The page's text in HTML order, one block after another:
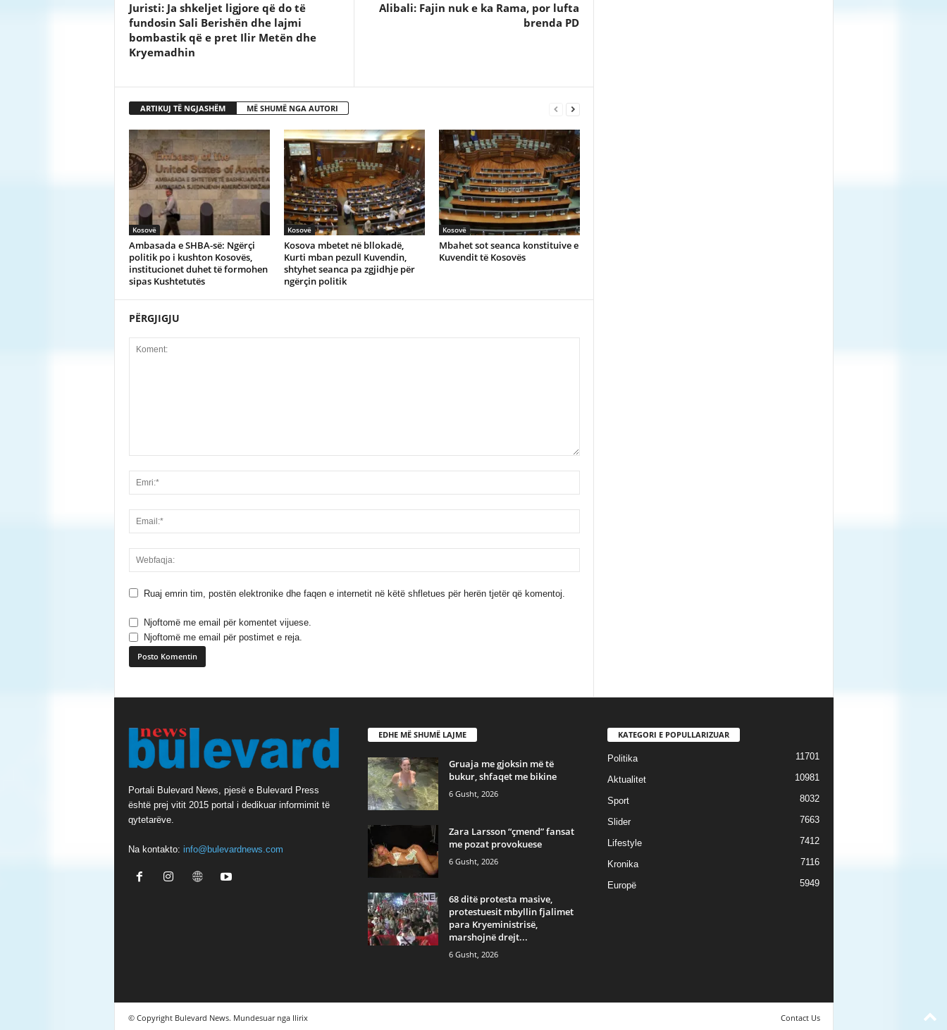
Juristi: Ja shkeljet ligjore që do të
fundosin Sali Berishën dhe lajmi
bombastik që e pret Ilir Metën dhe
Kryemadhin
Alibali: Fajin nuk e ka Rama, por lufta
brenda PD
ARTIKUJ TË NGJASHËM MË SHUMË NGA AUTORI
Kosovë
Ambasada e SHBA-së: Ngërçi
politik po i kushton Kosovës,
institucionet duhet të formohen
sipas Kushtetutës
Kosovë
Kosova mbetet në bllokadë,
Kurti mban pezull Kuvendin,
shtyhet seanca pa zgjidhje për
ngërçin politik
Kosovë
Mbahet sot seanca konstituive e
Kuvendit të Kosovës
PËRGJIGJU
Ruaj emrin tim, postën elektronike dhe faqen e internetit në këtë shfletues për herën tjetër që komentoj.
Njoftomë me email për komentet vijuese.
Njoftomë me email për postimet e reja.
t
i
v
:
Portali Bulevard News, pjesë e Bulevard Press
është prej vitit 2015 portal i dedikuar informimit të
qytetarëve.
Na kontakto: info@bulevardnews.com
EDHE MË SHUMË LAJME
Gruaja me gjoksin më të
bukur, shfaqet me bikine
6 Gusht, 2026
Zara Larsson “çmend” fansat
me pozat provokuese
6 Gusht, 2026
68 ditë protesta masive,
protestuesit mbyllin fjalimet
para Kryeministrisë,
marshojnë drejt...
6 Gusht, 2026
KATEGORI E POPULLARIZUAR
Politika 11701
Aktualitet 10981
Sport 8032
Slider 7663
Lifestyle 7412
Kronika 7116
Europë 5949
Contact Us
© Copyright Bulevard News. Mundesuar nga Ilirix